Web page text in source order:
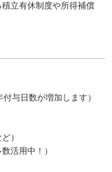
立有休制度や所得補償
与日数が増加します）
）
活用中！）